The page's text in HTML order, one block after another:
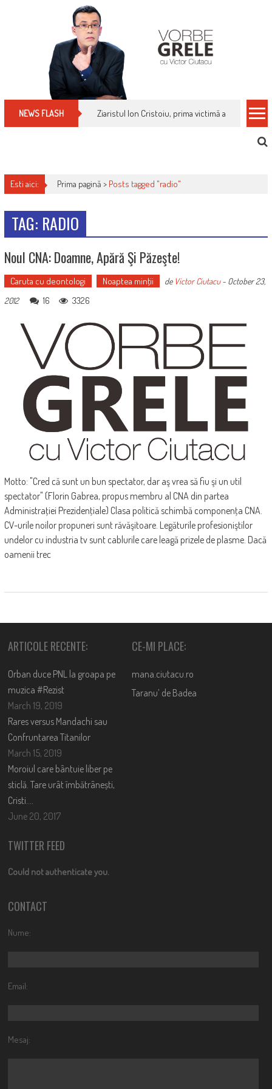
NEWS FLASH Ziaristul Ion Cristoiu, prima victimă a noi
Esti aici: Prima pagină > Posts tagged "radio"
TAG: RADIO
Noul CNA: Doamne, Apără Şi Păzeşte!
Caruta cu deontologi Noaptea minţii de Victor Ciutacu- October 23,
2012
16 3326
Motto: "Cred că sunt un bun spectator, dar aş vrea să fiu şi un util
spectator" (Florin Gabrea, propus membru al CNA din partea
Administraţiei Prezidenţiale) Clasa politică schimbă componenţa CNA.
CV-urile noilor propuneri sunt răvăşitoare. Legăturile profesioniştilor
undelor cu industria tv sunt cablurile care leagă prizele de plasme. Dacă
oamenii trec
ARTICOLE RECENTE:
Orban duce PNL la groapa pe
muzica #Rezist
March 19, 2019
Rares versus Mandachi sau
Confruntarea Titanilor
March 15, 2019
Moroiul care bântuie liber pe
sticlă. Tare urât îmbătrânești,
Cristi….
June 20, 2017
CE-MI PLACE:
mana.ciutacu.ro
Taranu’ de Badea
TWITTER FEED
Could not authenticate you.
CONTACT
Nume:
Email:
Mesaj: